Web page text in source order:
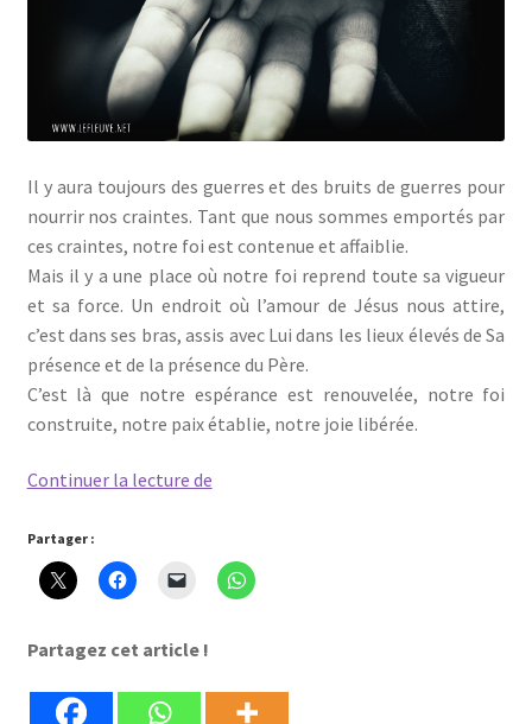
Il y aura toujours des guerres et des bruits de guerres pour
nourrir nos craintes. Tant que nous sommes emportés par
ces craintes, notre foi est contenue et affaiblie.
Mais il y a une place où notre foi reprend toute sa vigueur
et sa force. Un endroit où l’amour de Jésus nous attire,
c’est dans ses bras, assis avec Lui dans les lieux élevés de Sa
présence et de la présence du Père.
C’est là que notre espérance est renouvelée, notre foi
construite, notre paix établie, notre joie libérée.
Continuer la lecture deDans
d’amour
Partager :
Partagez cet article !